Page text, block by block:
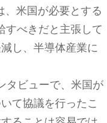
米国が必要とする
べきだと主張して
し、半導体産業に
タビューで、米国が
て協議を行ったこ